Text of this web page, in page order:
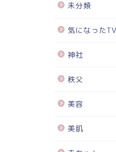
未分類
気になったTV
神社
秩父
美容
美肌